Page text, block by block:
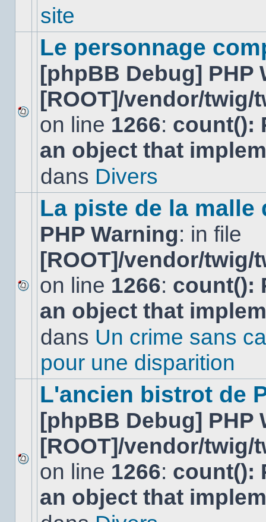
sujet.
site
Aucun
nouveau
message
non-
dans
Le personnage
[phpBB Debug] PHP
[ROOT]/vendor/
on line 1266: count():
an object that
dans Divers
Aucun
nouveau
message
sujet.
La piste de la malle
PHP Warning: in file
[ROOT]/vendor/
on line 1266: count():
an object that
dans Un crime sans
pour une disparition
Aucun
nouveau
message
non-
L'ancien bistrot de
[phpBB Debug] PHP
[ROOT]/vendor/
on line 1266: count():
an object that